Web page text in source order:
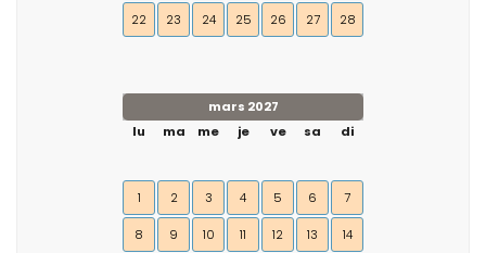
22 23 24 25 26 27 28
mars 2027
lu
ma me je ve sa di
1 2 3 4 5 6 7
8 9 10 11 12 13 14